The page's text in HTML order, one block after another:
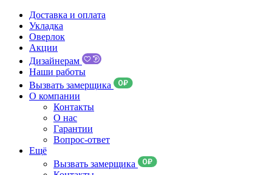
Доставка и оплата
Укладка
Оверлок
Акции
Дизайнерам
Наши работы
Вызвать замерщика
О компании
Контакты
О нас
Гарантии
Вопрос-ответ
Ещё
Вызвать замерщика